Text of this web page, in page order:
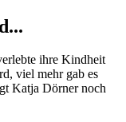
ihre Kindheit
viel mehr gab es
Katja Dörner noch